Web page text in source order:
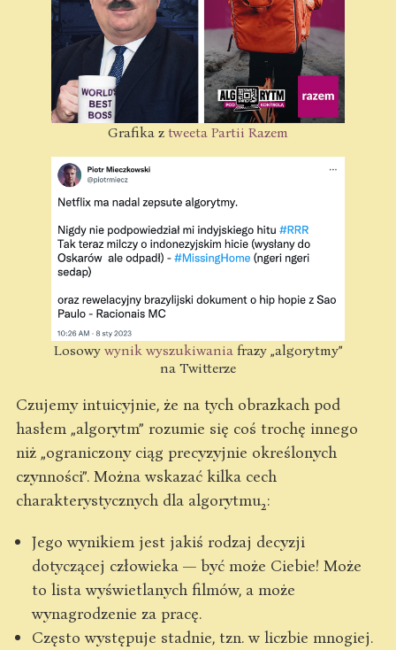
Grafika z tweeta Partii Razem
Losowy wynik wyszukiwaniafrazy „algorytmy”
na Twitterze
Czujemy intuicyjnie, że na tych obrazkach pod
hasłem „algorytm” rozumie się coś trochę innego
niż „ograniczony ciąg precyzyjnie określonych
czynności”. Można wskazać kilka cech
charakterystycznych dla algorytmu2:
Jego wynikiem jest jakiś rodzaj decyzji
dotyczącej człowieka — być może Ciebie! Może
to lista wyświetlanych filmów, a może
wynagrodzenie za pracę.
Często występuje stadnie, tzn. w liczbie mnogiej.